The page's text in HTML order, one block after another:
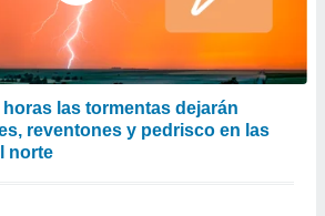
las tormentas dejarán
reventones y pedrisco en las
norte